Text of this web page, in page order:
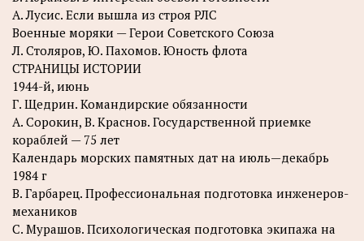
А. Лусис. Если вышла из строя РЛС
Военные моряки — Герои Советского Союза
Л. Столяров, Ю. Пахомов. Юность флота
СТРАНИЦЫ ИСТОРИИ
1944-й, июнь
Г. Щедрин. Командирские обязанности
А. Сорокин, В. Краснов. Государственной приемке
кораблей — 75 лет
Календарь морских памятных дат на июль—декабрь
1984 г
В. Гарбарец. Профессиональная подготовка инженеров-
механиков
С. Мурашов. Психологическая подготовка экипажа на